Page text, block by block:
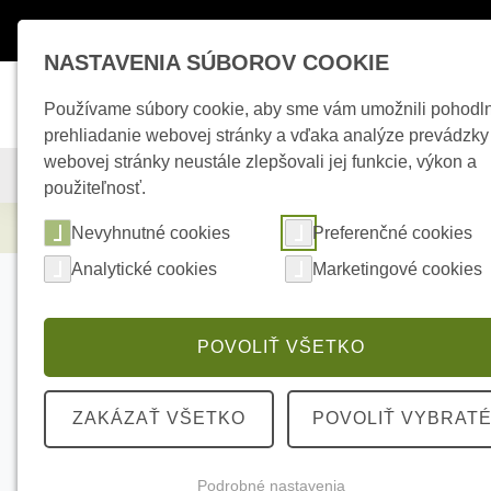
KAMEROVÉ SYSTÉMY ZABEZPEČOVACIE SYSTÉMY
Elektrické kúrenie PARADOX K10 LED
NASTAVENIA SÚBOROV COOKIE
Používame súbory cookie, aby sme vám umožnili
prehliadanie webovej stránky a vďaka analýze prevádzky
webovej stránky neustále zlepšovali jej funkcie, výkon a
použiteľnosť.
Nevyhnutné cookies
Preferenčné cookies
Analytické cookies
Marketingové cookies
POVOLIŤ VŠETKO
ZAKÁZAŤ VŠETKO POVOLIŤ VYBRATÉ
Podrobné nastavenia